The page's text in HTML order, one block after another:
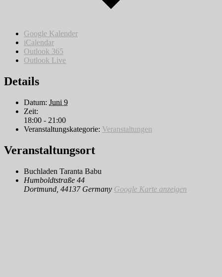
Google Kalender
iCalendar
Outlook 365
Outlook Live
Details
Datum: Juni 9
Zeit:
18:00 - 21:00
Veranstaltungskategorie: Veranstaltungen
Veranstaltungsort
Buchladen Taranta Babu
Humboldtstraße 44
Dortmund 44137 Germany Google Karte anzeigen